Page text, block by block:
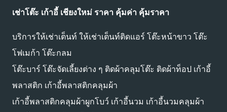
เช่าโต๊ะ เก้าอี้ เชียงใหม่ ราคา คุ้มค่า คุ้มราคา
บริการให้เช่าเต็นท์ ให้เช่าเต็นท์ติดแอร์ โต๊ะหน้าขาว โต๊ะ
โฟเมก้า โต๊ะกลม
โต๊ะบาร์ โต๊ะจัดเลี้ยงต่าง ๆ ติดผ้าคลุมโต๊ะ ติดผ้าท็อป เก้าอี้
พลาสติก เก้าอี้พลาสติกคลุมผ้า
เก้าอี้พลาสติกคลุมผ้าผูกโบว์ เก้าอี้นวม เก้าอี้นวมคลุมผ้า